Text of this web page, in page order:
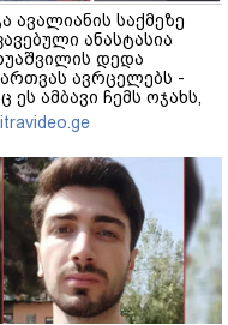
ავალიანის საქმეზე
ანასტასია
დედა
ავრცელებს -
ეს ამბავი ჩემს ოჯახს,
ანასტასიას გადახდა
მის მერე მე მე არ